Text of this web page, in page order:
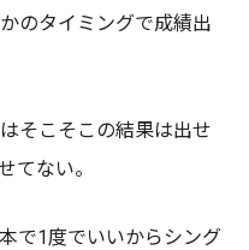
のタイミングで成績出
そこそこの結果は出せ
てない。
で1度でいいからシング